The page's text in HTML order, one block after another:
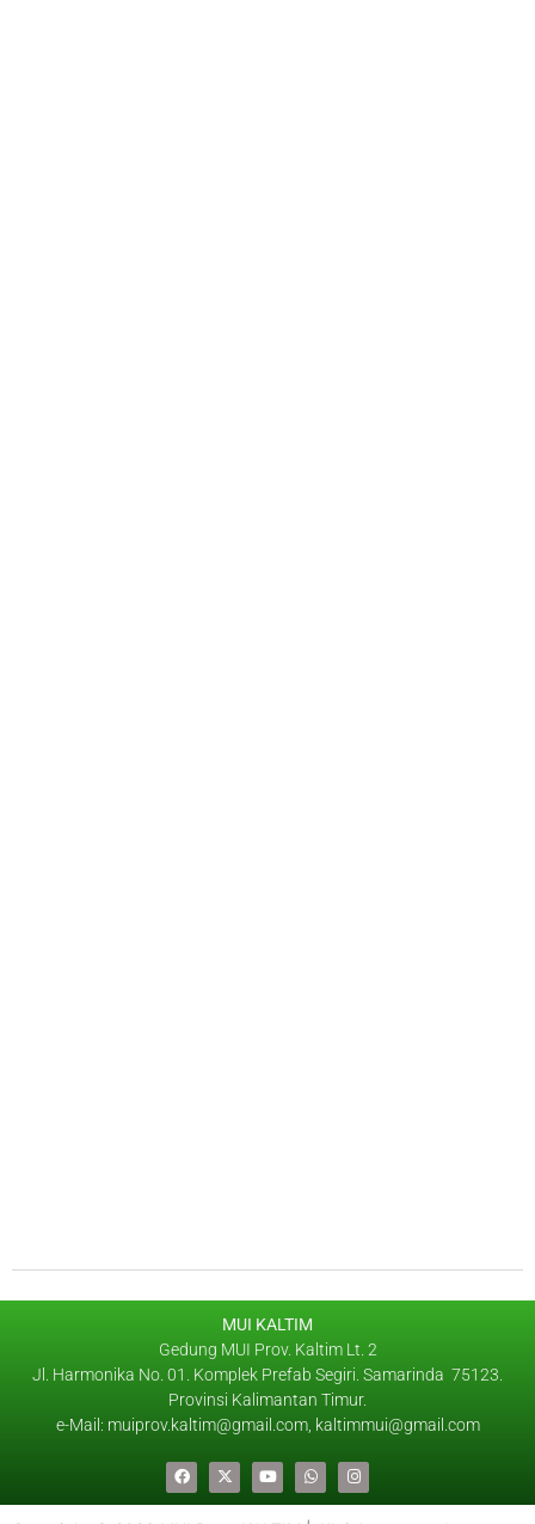
MUI KALTIM
Gedung MUI Prov. Kaltim Lt. 2
Jl. Harmonika No. 01. Komplek Prefab Segiri. Samarinda 75123.
Provinsi Kalimantan Timur.
e-Mail: muiprov.kaltim@gmail.com, kaltimmui@gmail.com